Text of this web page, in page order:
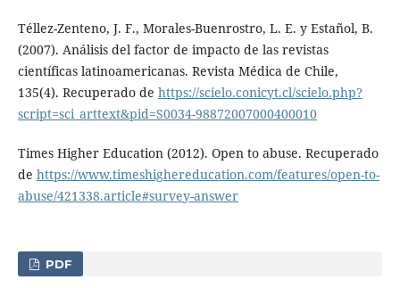
Téllez-Zenteno, J. F., Morales-Buenrostro, L. E. y Estañol, B.
(2007). Análisis del factor de impacto de las revistas
científicas latinoamericanas. Revista Médica de Chile,
135(4). Recuperado de https://scielo.conicyt.cl/scielo.php?
script=sci_arttext&pid=S0034-98872007000400010
Times Higher Education (2012). Open to abuse. Recuperado
de https://www.timeshighereducation.com/features/open-to-
abuse/421338.article#survey-answer
PDF